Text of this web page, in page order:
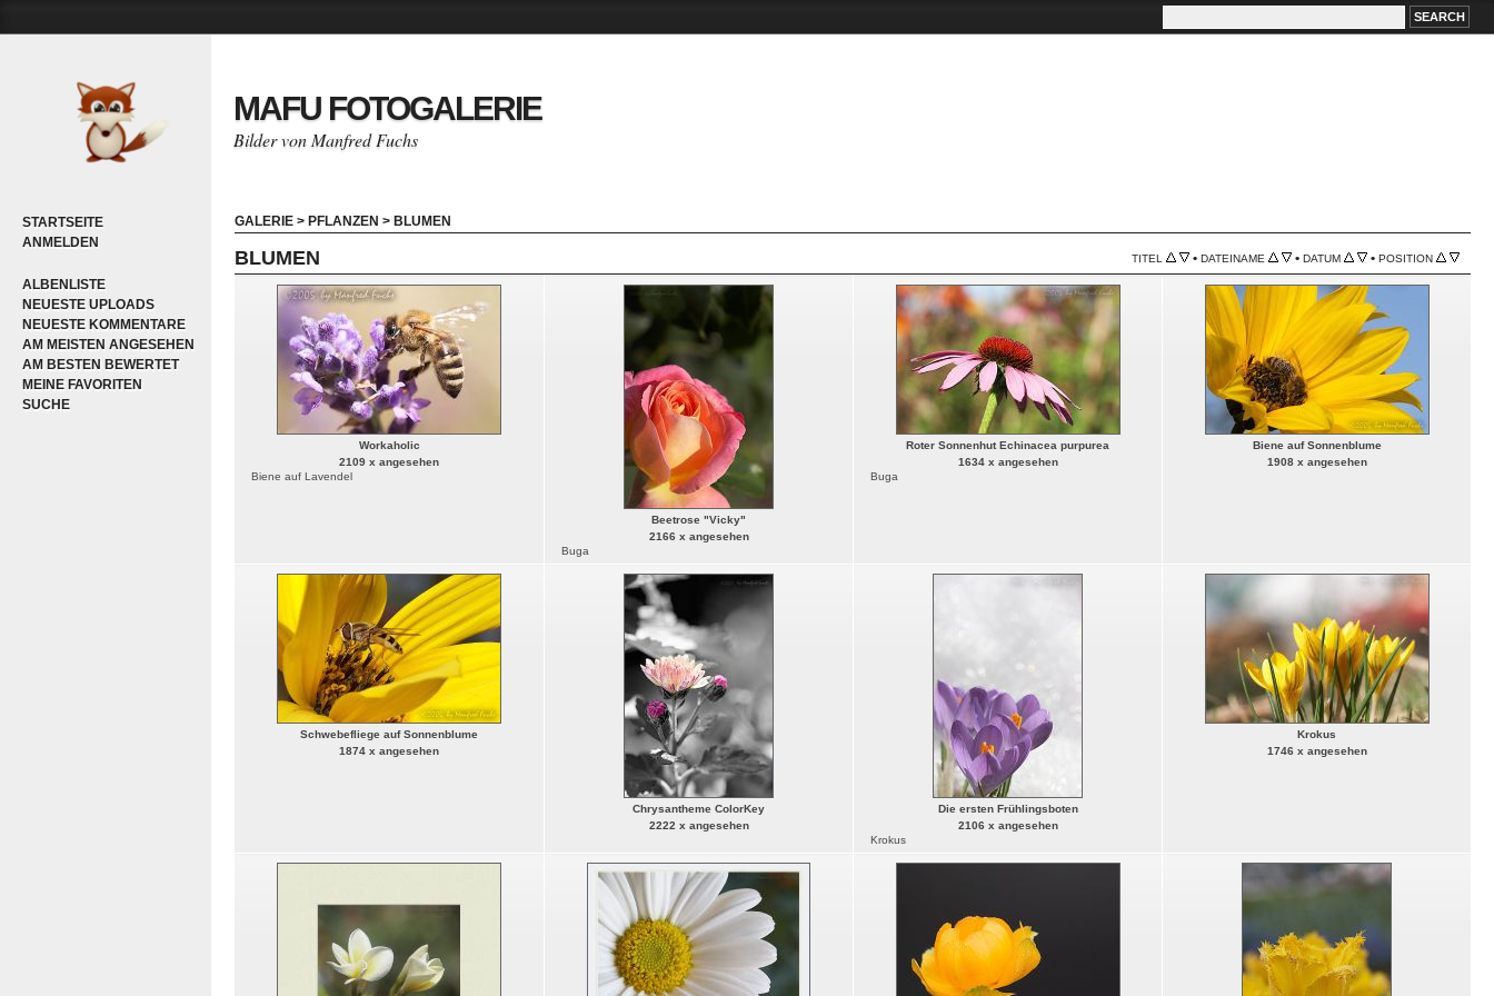
STARTSEITE
ANMELDEN
ALBENLISTE
NEUESTE UPLOADS
NEUESTE KOMMENTARE
AM MEISTEN ANGESEHEN
AM BESTEN BEWERTET
MEINE FAVORITEN
SUCHE
MAFU FOTOGALERIE
Bilder von Manfred Fuchs
GALERIE > PFLANZEN > BLUMEN
BLUMEN TITEL • DATEINAME • DATUM • POSITION
Workaholic
2109 x angesehen
Biene auf Lavendel
Beetrose "Vicky"
2166 x angesehen
Buga
Roter Sonnenhut Echinacea purpurea
1634 x angesehen
Buga
Biene auf Sonnenblume
1908 x angesehen
Schwebefliege auf Sonnenblume
1874 x angesehen
Chrysantheme ColorKey
2222 x angesehen
Die ersten Frühlingsboten
2106 x angesehen
Krokus
Krokus
1746 x angesehen